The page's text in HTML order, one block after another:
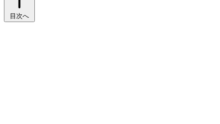
目次へ